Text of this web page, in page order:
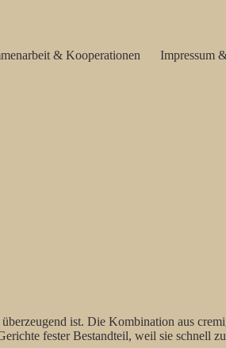
& Kooperationen Impressum
ist. Die Kombination aus
fester Bestandteil, weil sie schnell